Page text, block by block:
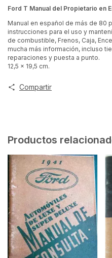
Ford T Manual del Propietario en
Manual en español de más de 80
instrucciones para el uso y
de combustible, Frenos, Caja,
mucha más información, incluso
reparaciones y puesta a punto.
12,5 x 19,5 cm.
Compartir
Productos